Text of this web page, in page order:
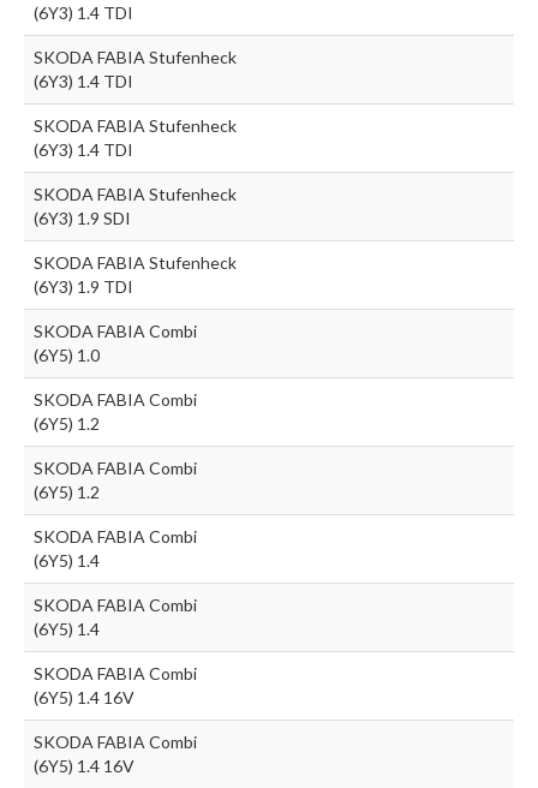
(6Y3) 1.4 TDI
SKODA FABIA Stufenheck
(6Y3) 1.4 TDI
SKODA FABIA Stufenheck
(6Y3) 1.4 TDI
SKODA FABIA Stufenheck
(6Y3) 1.9 SDI
SKODA FABIA Stufenheck
(6Y3) 1.9 TDI
SKODA FABIA Combi
(6Y5) 1.0
SKODA FABIA Combi
(6Y5) 1.2
SKODA FABIA Combi
(6Y5) 1.2
SKODA FABIA Combi
(6Y5) 1.4
SKODA FABIA Combi
(6Y5) 1.4
SKODA FABIA Combi
(6Y5) 1.4 16V
SKODA FABIA Combi
(6Y5) 1.4 16V